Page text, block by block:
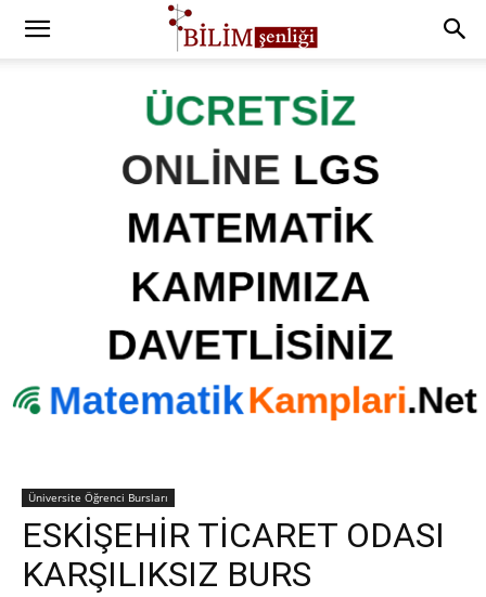
Üniversite Öğrenci Bursları
ESKİŞEHİR TİCARET ODASI
KARŞILIKSIZ BURS